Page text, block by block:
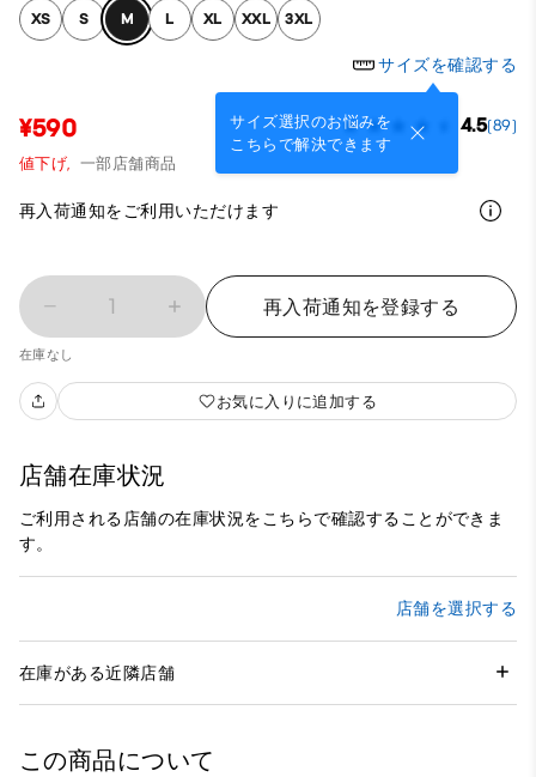
XS S M L XL XXL 3XL
サイズを確認する
サイズ選択のお悩みを
こちらで解決できます
¥590 4.5(89)
値下げ, 一部店舗商品
再入荷通知をご利用いただけます
1 再入荷通知を登録する
在庫なし
お気に入りに追加する
店舗在庫状況
ご利用される店舗の在庫状況をこちらで確認することができま
す。
店舗を選択する
在庫がある近隣店舗
この商品について